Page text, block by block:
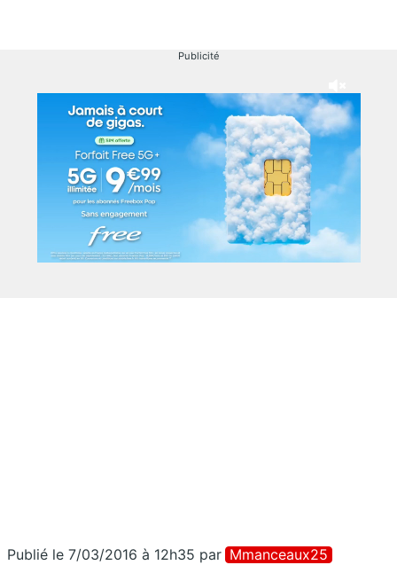
Publicité
Publié le 7/03/2016 à 12h35 par Mmanceaux25